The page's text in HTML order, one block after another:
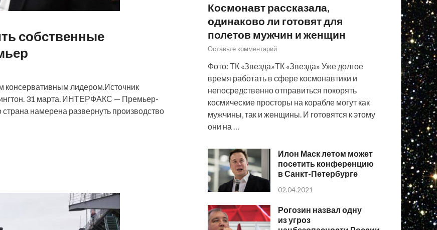
собственные
консервативным лидером.Источник
31 марта. ИНТЕРФАКС — Премьер-
намерена развернуть производство
Космонавт рассказала,
одинаково ли готовят для
полетов мужчин и женщин
Оставьте комментарий
Фото: ТК «Звезда»ТК «Звезда» Уже долгое
время работать в сфере космонавтики и
непосредственно отправиться покорять
космические просторы на корабле могут как
мужчины, так и женщины. И готовятся к этому
они на …
Илон Маск летом может
посетить конференцию
в Санкт-Петербурге
02.04.2021
Рогозин назвал одну
из угроз